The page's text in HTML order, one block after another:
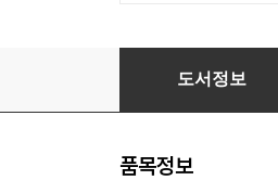
The Genius of Dogs
도서정보
품목정보